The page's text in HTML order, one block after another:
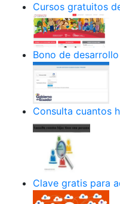
Cursos gratuitos
Bono de
Consulta cuantos
Clave gratis para